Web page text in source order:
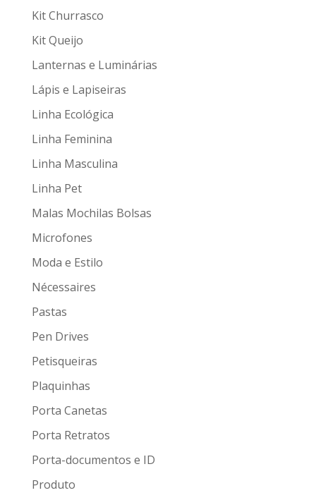
Kit Churrasco
Kit Queijo
Lanternas e Luminárias
Lápis e Lapiseiras
Linha Ecológica
Linha Feminina
Linha Masculina
Linha Pet
Malas Mochilas Bolsas
Microfones
Moda e Estilo
Nécessaires
Pastas
Pen Drives
Petisqueiras
Plaquinhas
Porta Canetas
Porta Retratos
Porta-documentos e ID
Produto